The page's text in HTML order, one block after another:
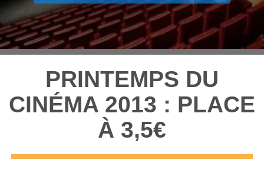
PRINTEMPS DU
CINÉMA 2013 : PLACE
À 3,5€